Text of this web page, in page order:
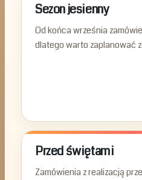
Sezon jesienny
Od końca września
dlatego warto zaplanować
Przed świętami
Zamówienia z realizacją